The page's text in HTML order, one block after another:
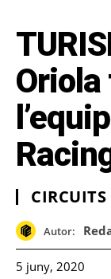
CIRCUITS
Autor:
5 juny, 2020